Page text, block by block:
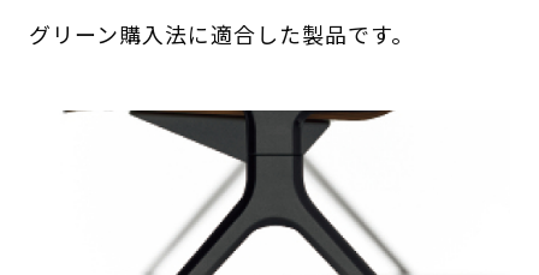
グリーン購入法に適合した製品です。